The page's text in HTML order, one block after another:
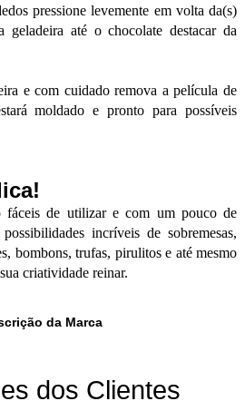
pressione levemente em volta da(s)
geladeira até o chocolate destacar da
e com cuidado remova a película de
moldado e pronto para possíveis
fáceis de utilizar e com um pouco de
incríveis de sobremesas,
bombons, trufas, pirulitos e até mesmo
criatividade reinar.
da Marca
dos Clientes